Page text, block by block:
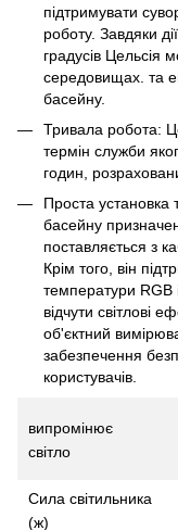
підтримувати
роботу. Завдяки
градусів Цельсія
середовищах. та
басейну.
Тривала робота:
термін служби
годин,
Проста установка
басейну
поставляється з
Крім того, він
температури RGB
відчути світлові
об'єктний
забезпечення
користувачів.
випромінює
світло
Сила світильника
(ж)